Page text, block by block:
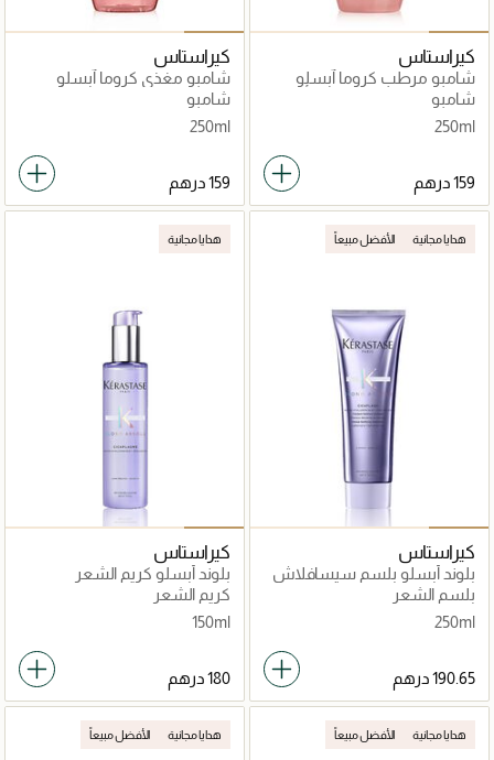
كيراستاس
شامبو مرطب كروما آبسلو
لحماية الشعر المتحسس أو
التالف المصبوغ 250مل
شامبو
250ml
كيراستاس
شامبو مغذي كروما آبسلو
لحماية الشعر المتحسس أو
التالف المصبوغ 250مل
شامبو
250ml
هدايا مجانية الأفضل مبيعاً
كيراستاس
بلوند أبسلو بلسم سيسافلاش
250مل
بلسم الشعر
250ml
هدايا مجانية
كيراستاس
بلوند أبسلو كريم الشعر
سيكابلاسم 150مل
كريم الشعر
150ml
هدايا مجانية الأفضل مبيعاً هدايا مجانية الأفضل مبيعاً